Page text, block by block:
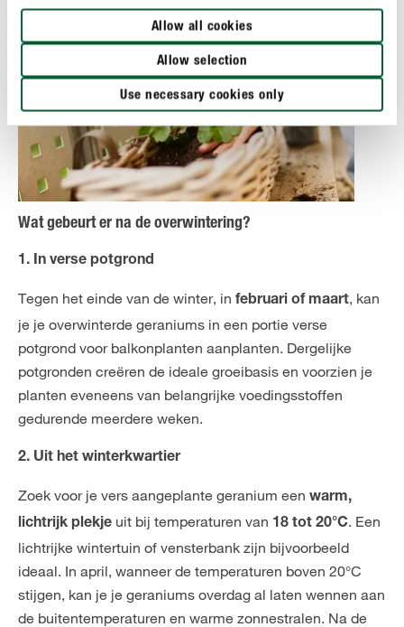
Allow all cookies
Allow selection
Use necessary cookies only
Wat gebeurt er na de overwintering?
1. In verse potgrond
Tegen het einde van de winter, in februari of maart, kan
je je overwinterde geraniums in een portie verse
potgrond voor balkonplanten aanplanten. Dergelijke
potgronden creëren de ideale groeibasis en voorzien je
planten eveneens van belangrijke voedingsstoffen
gedurende meerdere weken.
2. Uit het winterkwartier
Zoek voor je vers aangeplante geranium een warm,
lichtrijk plekje uit bij temperaturen van 18 tot 20°C. Een
lichtrijke wintertuin of vensterbank zijn bijvoorbeeld
ideaal. In april, wanneer de temperaturen boven 20°C
stijgen, kan je je geraniums overdag al laten wennen aan
de buitentemperaturen en warme zonnestralen. Na de